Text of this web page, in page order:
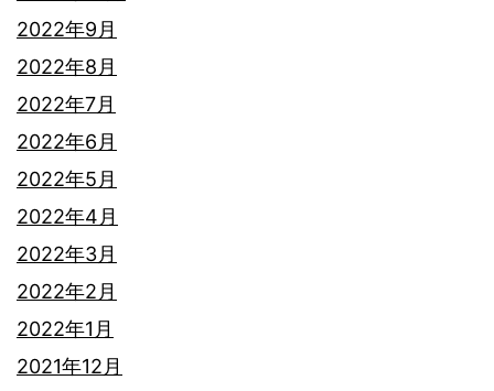
2022年9月
2022年8月
2022年7月
2022年6月
2022年5月
2022年4月
2022年3月
2022年2月
2022年1月
2021年12月